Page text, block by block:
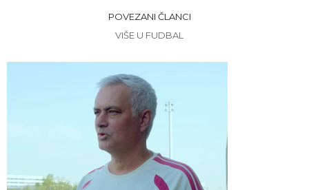
POVEZANI ČLANCI
VIŠE U FUDBAL